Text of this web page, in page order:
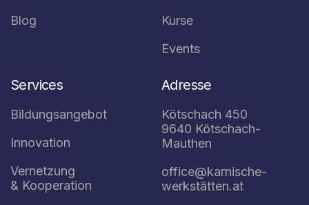
Blog
Kurse
Events
Services
Bildungsangebot
Innovation
Vernetzung
& Kooperation
Adresse
Kötschach 450
9640 Kötschach-
Mauthen
office@karnische-
werkstätten.at